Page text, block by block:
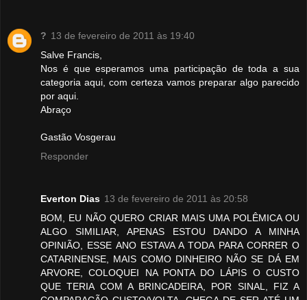
? 13 de fevereiro de 2011 às 19:40
Salve Francis,
Nos é que esperamos uma participação de toda a sua
categoria aqui, com certeza vamos preparar algo parecido
por aqui.
Abraço
Gastão Vosgerau
Responder
Everton Dias 13 de fevereiro de 2011 às 20:58
BOM, EU NÃO QUERO CRIAR MAIS UMA POLÊMICA OU
ALGO SIMILIAR, APENAS ESTOU DANDO A MINHA
OPINIÃO, ESSE ANO ESTAVA A TODA PARA CORRER O
CATARINENSE, MAIS COMO DINHEIRO NÃO SE DÁ EM
ARVORE, COLOQUEI NA PONTA DO LÁPIS O CUSTO
QUE TERIA COM A BRINCADEIRA, POR SINAL, FIZ A